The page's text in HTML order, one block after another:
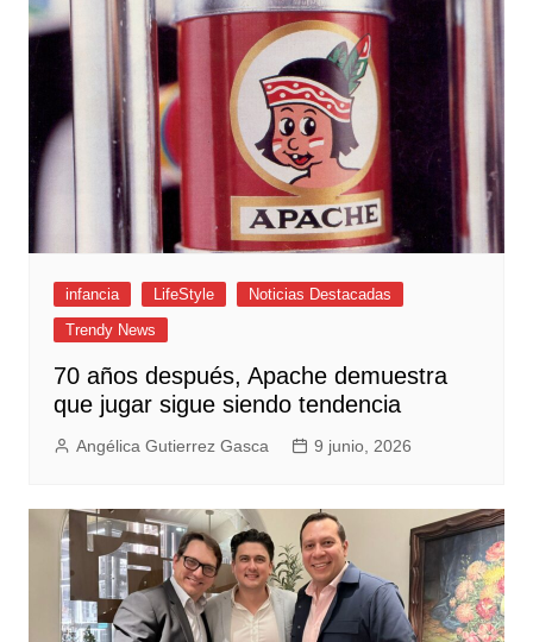
infancia LifeStyle
Noticias Destacadas
Trendy News
70 años después, Apache demuestra
que jugar sigue siendo tendencia
Angélica Gutierrez Gasca 9 junio, 2026